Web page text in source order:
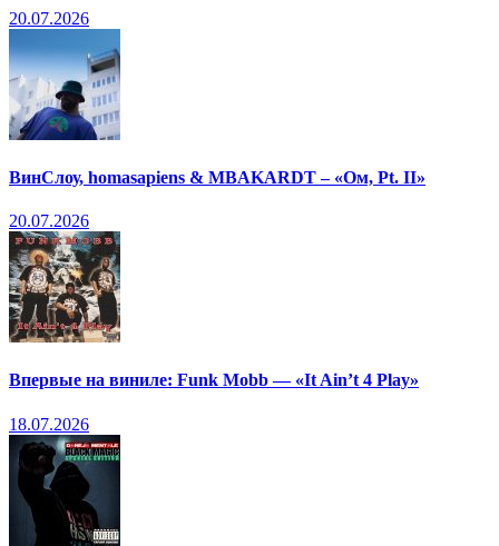
20.07.2026
ВинСлоу, homasapiens & MBAKARDT – «Ом, Pt. II»
20.07.2026
Впервые на виниле: Funk Mobb — «It Ain’t 4 Play»
18.07.2026